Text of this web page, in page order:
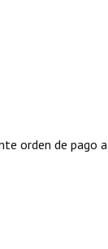
orden de pago a